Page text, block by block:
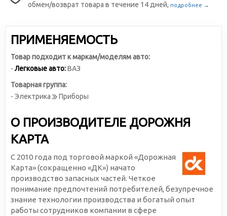
обмен/возврат товара в течение 14 дней, подробнее →
ПРИМЕНЯЕМОСТЬ
Товар подходит к маркам/моделям авто:
-Легковые авто:ВАЗ
Товарная группа:
- Электрика
Приборы
О ПРОИЗВОДИТЕЛЕ ДОРОЖНЯ
КАРТА
С 2010 года под торговой маркой «Дорожная
Карта» (сокращенно «ДК») начато
производство запасных частей. Четкое
понимание предпочтений потребителей, безупречное
знание технологии производства и богатый опыт
работы сотрудников компании в сфере